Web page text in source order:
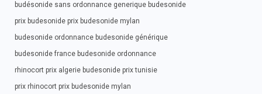
budésonide sans ordonnance generique budesonide
prix budesonide prix budesonide mylan
budesonide ordonnance budesonide générique
budesonide france budesonide ordonnance
rhinocort prix algerie budesonide prix tunisie
prix rhinocort prix budesonide mylan